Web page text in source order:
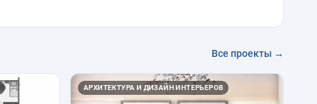
Все проекты →
АРХИТЕКТУРА И ДИЗАЙН ИНТЕРЬЕРОВ